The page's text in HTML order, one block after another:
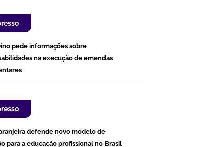
pede informações sobre
na execução de emendas
defende novo modelo de
para a educação profissional no Brasil